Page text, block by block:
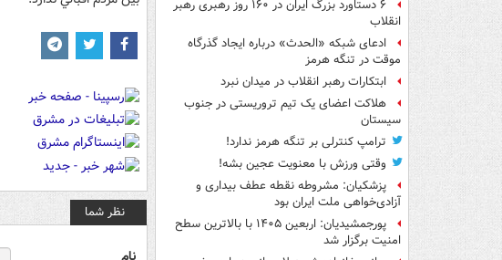
۶ دستاورد بزرگ ایران در ۱۶۰ روز رهبری رهبر
انقلاب
ادعای شبکه «الحدث» درباره ایجاد گذرگاه
موقت در تنگه هرمز
ابتکارات رهبر انقلاب در میدان نبرد
هلاکت اعضای یک تیم تروریستی در جنوب
سیستان
ترامپ کنترلی بر تنگه هرمز ندارد!
وقتی ورزش با معنویت عجین بشه!
پزشکیان: مشروطه نقطه عطف بیداری و
آزادی‌خواهی ملت ایران بود
پورجمشیدیان: اربعین ۱۴۰۵ با بالاترین سطح
امنیت برگزار شد
نظر شما